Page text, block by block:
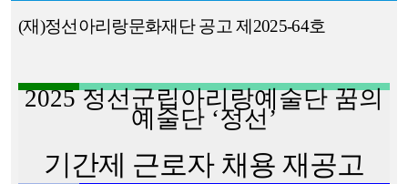
(재)정선아리랑문화재단 공고 제 2025-64호
2025정선군립아리랑예술단 꿈의
예술단 ‘정선’
기간제 근로자 채용 재공고